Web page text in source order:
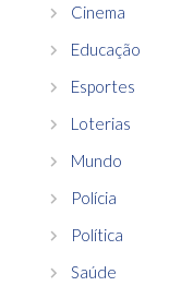
Cinema
Educação
Esportes
Loterias
Mundo
Polícia
Política
Saúde